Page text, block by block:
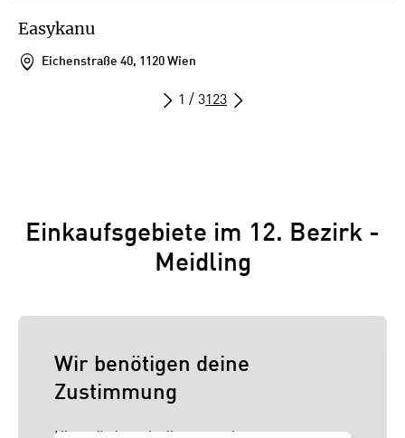
Easykanu
Eichenstraße 40, 1120 Wien
1 / 31 23
Einkaufsgebiete im 12. Bezirk -
Meidling
Wir benötigen deine
Zustimmung